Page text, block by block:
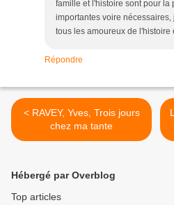
famille et l'histoire sont pour la
importantes voire
tous les amoureux de l'histoire
Répondre
< RAVEY, Yves, Trois jours
chez ma tante
Hébergé par Overblog
Top articles